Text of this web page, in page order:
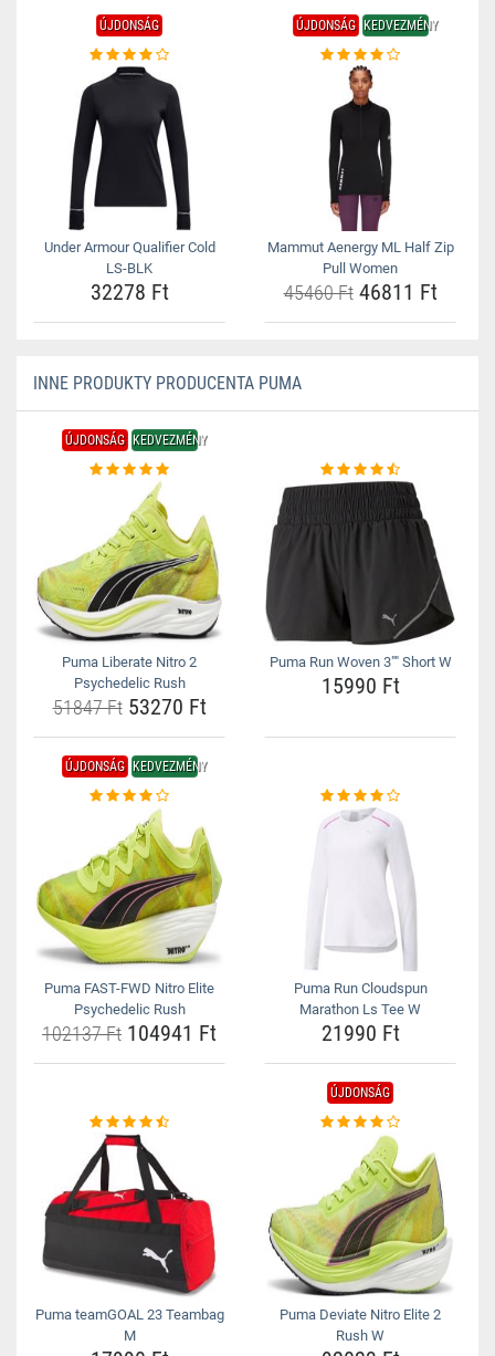
ÚJDONSÁG
Under Armour Qualifier Cold
LS-BLK
32278 Ft
ÚJDONSÁG KEDVEZMÉNY
Mammut Aenergy ML Half Zip
Pull Women
45460 Ft46811 Ft
INNE PRODUKTY PRODUCENTA PUMA
ÚJDONSÁG KEDVEZMÉNY
Puma Liberate Nitro 2
Psychedelic Rush
51847 Ft53270 Ft
Puma Run Woven 3"" Short W
15990 Ft
ÚJDONSÁG KEDVEZMÉNY
Puma FAST-FWD Nitro Elite
Psychedelic Rush
102137 Ft 104941 Ft
Puma Run Cloudspun
Marathon Ls Tee W
21990 Ft
Puma teamGOAL 23 Teambag
M
ÚJDONSÁG
Puma Deviate Nitro Elite 2
Rush W